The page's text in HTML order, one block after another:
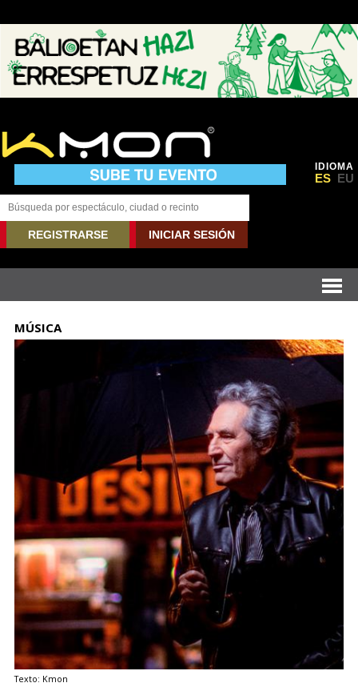
IDIOMA
ES EU
REGISTRARSE INICIAR SESIÓN
MÚSICA
Texto: Kmon